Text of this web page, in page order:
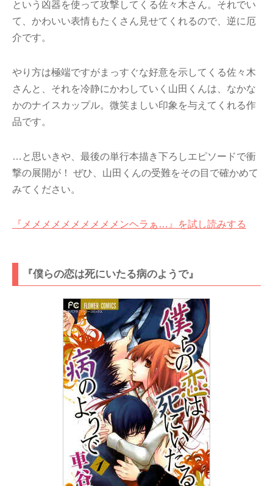
という凶器を使って攻撃してくる佐々木さん。それでい
て、かわいい表情もたくさん見せてくれるので、逆に厄
介です。
やり方は極端ですがまっすぐな好意を示してくる佐々木
さんと、それを冷静にかわしていく山田くんは、なかな
かのナイスカップル。微笑ましい印象を与えてくれる作
品です。
…と思いきや、最後の単行本描き下ろしエピソードで衝
撃の展開が！ ぜひ、山田くんの受難をその目で確かめて
みてください。
『メメメメメメメメメメンヘラぁ…』を試し読みする
『僕らの恋は死にいたる病のようで』